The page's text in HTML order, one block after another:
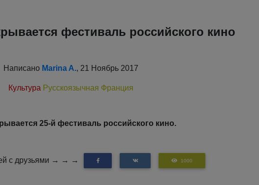
фестиваль российского кино
Написано Marina A., 21 Ноябрь 2017
Культура Русскоязычная Франция
25-й фестиваль российского кино.
с друзьями → → → 1000